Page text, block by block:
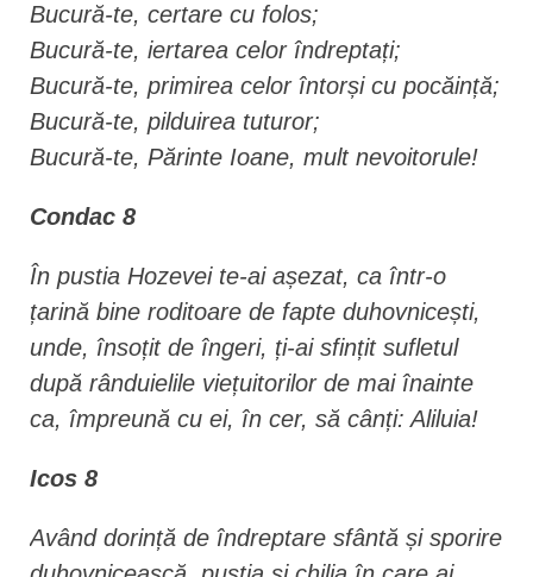
Bucură-te, certare cu folos;
Bucură-te, iertarea celor îndreptați;
Bucură-te, primirea celor întorși cu pocăință;
Bucură-te, pilduirea tuturor;
Bucură-te, Părinte Ioane, mult nevoitorule!
Condac 8
În pustia Hozevei te-ai așezat, ca într-o
țarină bine roditoare de fapte duhovnicești,
unde, însoțit de îngeri, ți-ai sfințit sufletul
după rânduielile viețuitorilor de mai înainte
ca, împreună cu ei, în cer, să cânți: Aliluia!
Icos 8
Având dorință de îndreptare sfântă și sporire